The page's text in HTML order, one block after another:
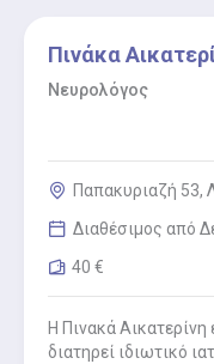
Πινάκα
Νευρολόγος
Παπακυριαζή 53,
Διαθέσιμος από
40 €
Η Πινακά Αικατερίνη
διατηρεί ιδιωτικό